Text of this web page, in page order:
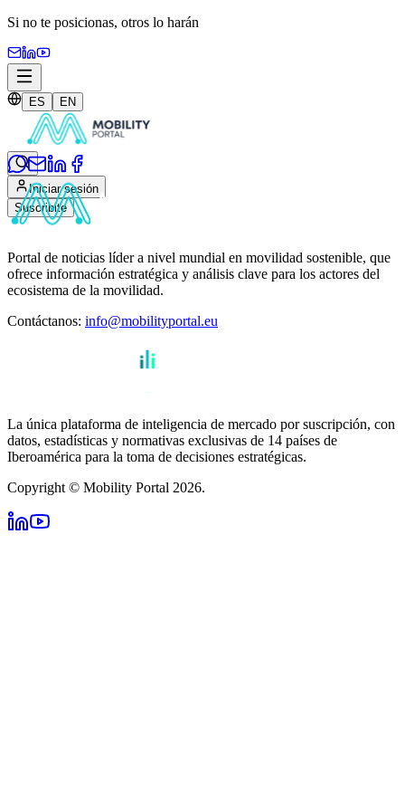
Si no te posicionas, otros lo harán
ES EN
Iniciar sesión
Suscribite
Portal de noticias líder a nivel mundial en movilidad sostenible, que
ofrece información estratégica y análisis clave para los actores del
ecosistema de la movilidad.
Contáctanos: info@mobilityportal.eu
La única plataforma de inteligencia de mercado por suscripción, con
datos, estadísticas y normativas exclusivas de 14 países de
Iberoamérica para la toma de decisiones estratégicas.
Copyright © Mobility Portal 2026.